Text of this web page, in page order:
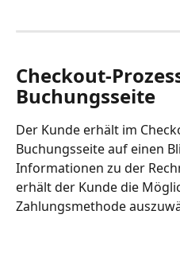
Checkout-
Buchungsseite
Der Kunde erhält im
Buchungsseite auf einen
Informationen zu der
erhält der Kunde die
Zahlungsmethode